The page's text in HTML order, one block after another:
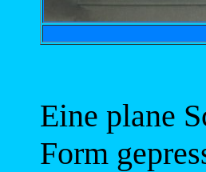
Eine plane
Form